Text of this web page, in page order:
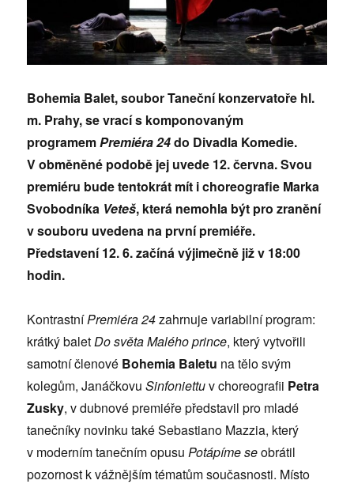
Bohemia Balet, soubor Taneční konzervatoře hl.
m. Prahy, se vrací s komponovaným
programemPremiéra 24do Divadla Komedie.
V obměněné podobě jej uvede 12. června. Svou
premiéru bude tentokrát mít i choreografie Marka
Svobodníka Veteš, která nemohla být pro zranění
v souboru uvedena na první premiéře.
Představení 12. 6. začíná výjimečně již v 18:00
hodin.
KontrastníPremiéra 24zahrnuje variabilní program:
krátký baletDo světa Malého prince, který vytvořili
samotní členové Bohemia Baletu na tělo svým
kolegům, JanáčkovuSinfoniettuv choreografii Petra
Zusky, v dubnové premiéře představil pro mladé
tanečníky novinku také Sebastiano Mazzia, který
v moderním tanečním opusuPotápíme seobrátil
pozornost k vážnějším tématům současnosti. Místo